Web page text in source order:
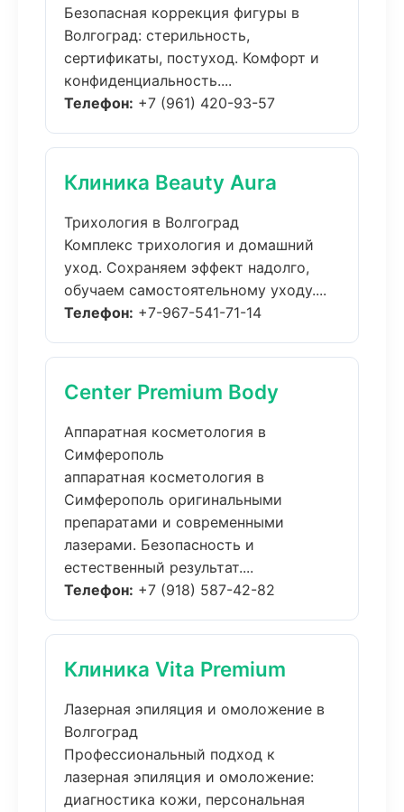
Безопасная коррекция фигуры в
Волгоград: стерильность,
сертификаты, постуход. Комфорт и
конфиденциальность....
Телефон: +7 (961) 420-93-57
Клиника Beauty Aura
Трихология в Волгоград
Комплекс трихология и домашний
уход. Сохраняем эффект надолго,
обучаем самостоятельному уходу....
Телефон: +7-967-541-71-14
Center Premium Body
Аппаратная косметология в
Симферополь
аппаратная косметология в
Симферополь оригинальными
препаратами и современными
лазерами. Безопасность и
естественный результат....
Телефон: +7 (918) 587-42-82
Клиника Vita Premium
Лазерная эпиляция и омоложение в
Волгоград
Профессиональный подход к
лазерная эпиляция и омоложение:
диагностика кожи, персональная